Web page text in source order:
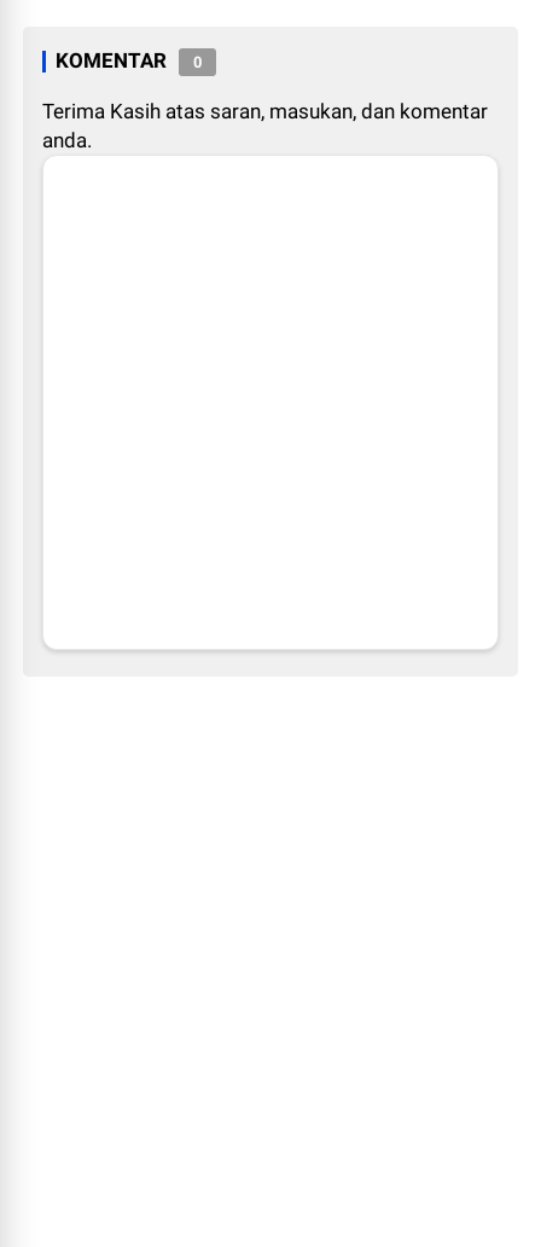
KOMENTAR 0
Terima Kasih atas saran, masukan, dan komentar
anda.